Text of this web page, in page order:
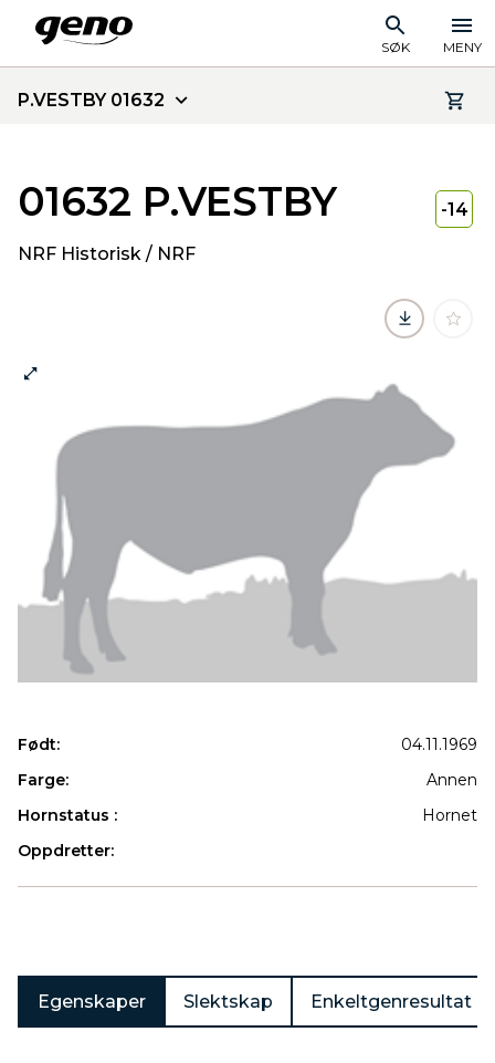
SØK MENY
P.VESTBY 01632
01632 P.VESTBY
NRF Historisk / NRF
-14
Født:
04.11.1969
Farge:
Annen
Hornstatus :
Hornet
Oppdretter:
Egenskaper Slektskap Enkeltgenresultat